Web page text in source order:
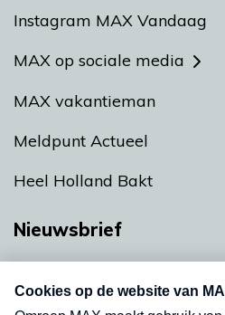
Instagram MAX Vandaag
MAX op sociale media
MAX vakantieman
Meldpunt Actueel
Heel Holland Bakt
Nieuwsbrief
nieuwsbrief. Elke vrijdag-